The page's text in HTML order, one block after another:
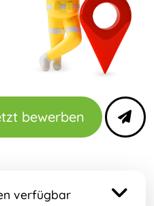
bewerben
verfügbar